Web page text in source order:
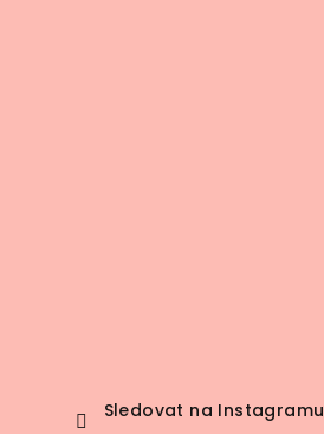
Sledovat na Instagramu